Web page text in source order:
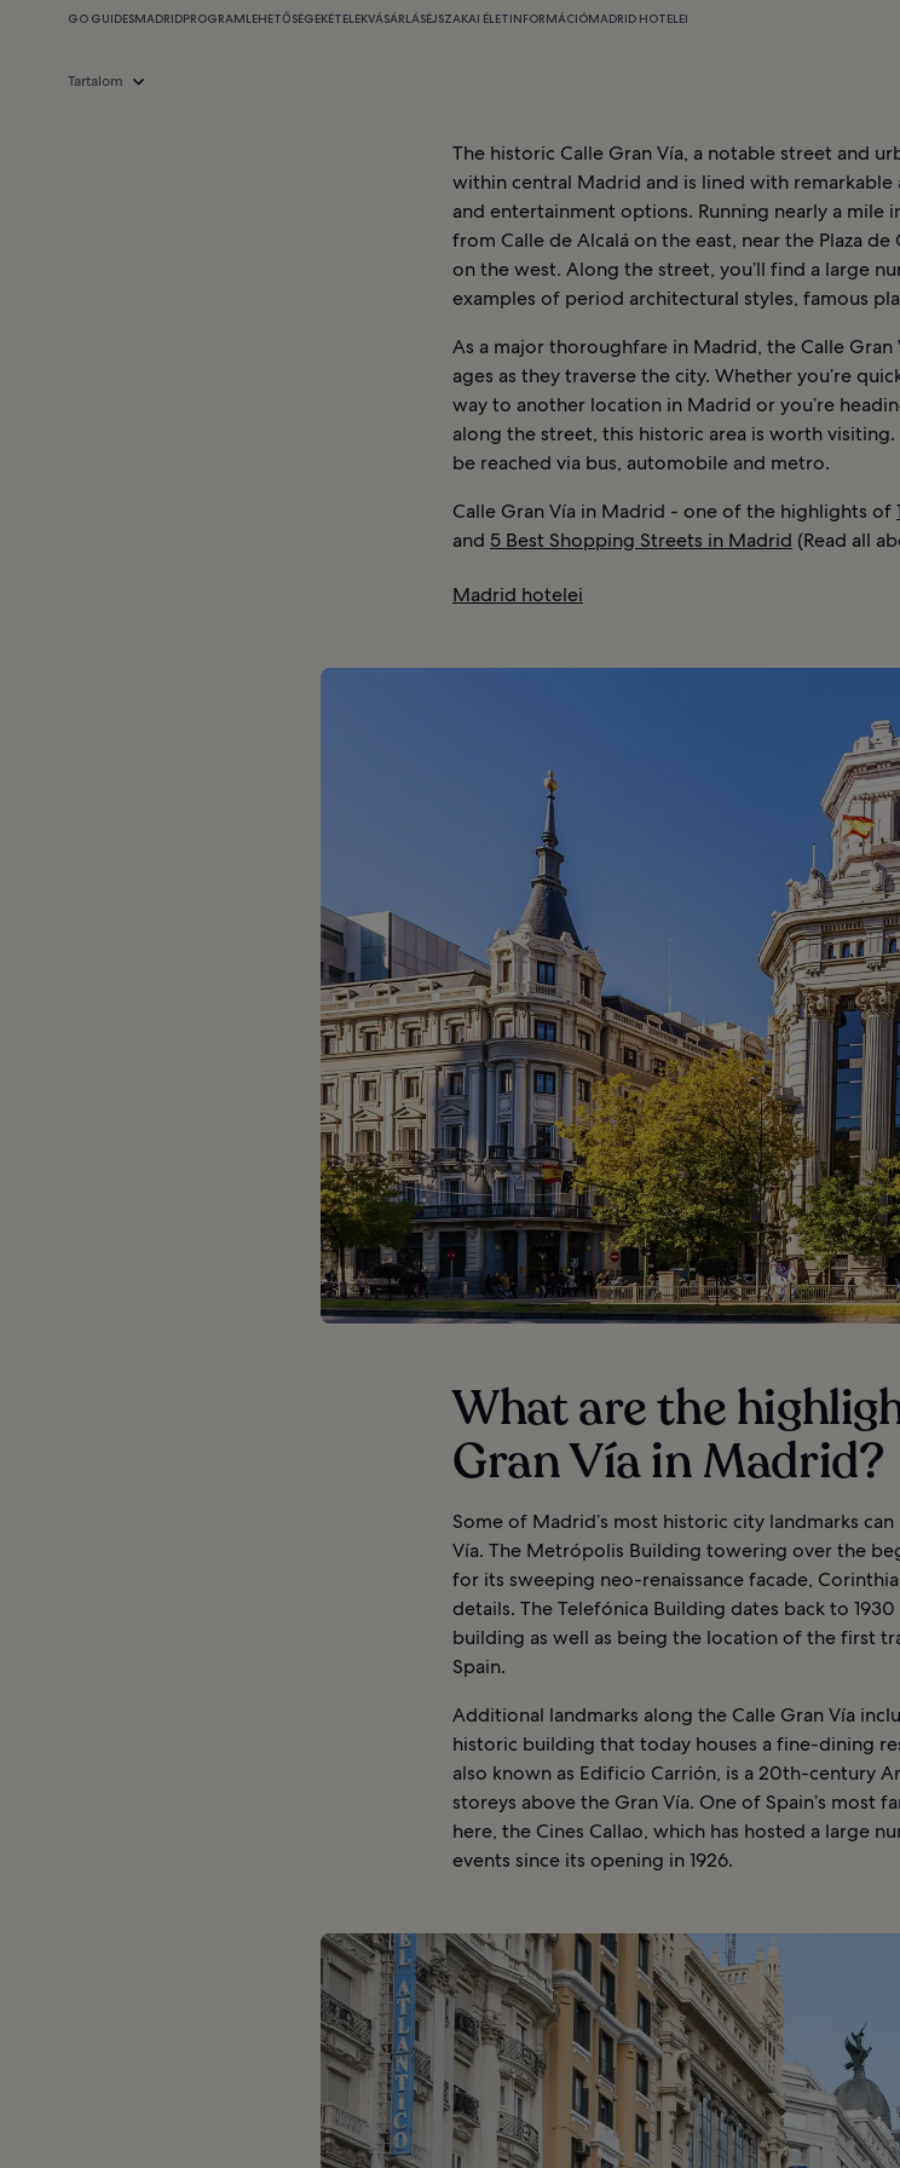
GO GUIDESMADRIDPROGRAMLEHETŐSÉGEKÉTELEKVÁSÁRLÁSÉJSZAKAI ÉLETINFORMÁCIÓMADRID HOTELEI
Tartalom
The historic Calle Gran Vía, a notable street and
within central Madrid and is lined with
and entertainment options. Running nearly a mile
from Calle de Alcalá on the east, near the Plaza de
on the west. Along the street, you’ll find a large
examples of period architectural styles, famous
As a major thoroughfare in Madrid, the Calle
ages as they traverse the city. Whether you’re
way to another location in Madrid or you’re
along the street, this historic area is worth visiting.
be reached via bus, automobile and metro.
Calle Gran Vía in Madrid - one of the highlights of
and 5 Best Shopping Streets in Madrid (Read all
Madrid hotelei
What are the
Gran Vía in Madrid?
Some of Madrid’s most historic city landmarks
Vía. The Metrópolis Building towering over the
for its sweeping neo-renaissance facade,
details. The Telefónica Building dates back to 1930
building as well as being the location of the first
Spain.
Additional landmarks along the Calle Gran Vía
historic building that today houses a fine-dining
also known as Edificio Carrión, is a 20th-century
storeys above the Gran Vía. One of Spain’s most
here, the Cines Callao, which has hosted a large
events since its opening in 1926.